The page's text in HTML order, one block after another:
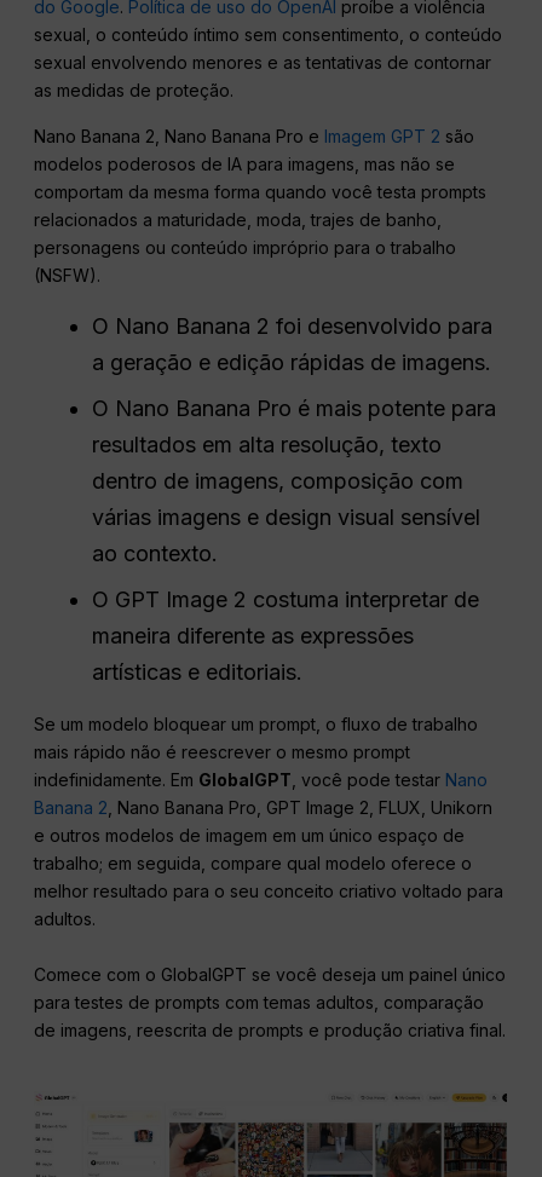
do Google. Política de uso do OpenAI proíbe a violência
sexual, o conteúdo íntimo sem consentimento, o conteúdo
sexual envolvendo menores e as tentativas de contornar
as medidas de proteção.
Nano Banana 2, Nano Banana Pro e Imagem GPT 2 são
modelos poderosos de IA para imagens, mas não se
comportam da mesma forma quando você testa prompts
relacionados a maturidade, moda, trajes de banho,
personagens ou conteúdo impróprio para o trabalho
(NSFW).
O Nano Banana 2 foi desenvolvido para
a geração e edição rápidas de imagens.
O Nano Banana Pro é mais potente para
resultados em alta resolução, texto
dentro de imagens, composição com
várias imagens e design visual sensível
ao contexto.
O GPT Image 2 costuma interpretar de
maneira diferente as expressões
artísticas e editoriais.
Se um modelo bloquear um prompt, o fluxo de trabalho
mais rápido não é reescrever o mesmo prompt
indefinidamente. Em GlobalGPT , você pode testar Nano
Banana 2 , Nano Banana Pro, GPT Image 2, FLUX, Unikorn
e outros modelos de imagem em um único espaço de
trabalho; em seguida, compare qual modelo oferece o
melhor resultado para o seu conceito criativo voltado para
adultos.
Comece com o GlobalGPT se você deseja um painel único
para testes de prompts com temas adultos, comparação
de imagens, reescrita de prompts e produção criativa final.